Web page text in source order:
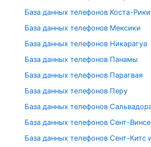
База данных телефонов Коста-Рики
База данных телефонов Мексики
База данных телефонов Никарагуа
База данных телефонов Панамы
База данных телефонов Парагвая
База данных телефонов Перу
База данных телефонов
База данных телефонов Сент-
База данных телефонов Сент-Китс